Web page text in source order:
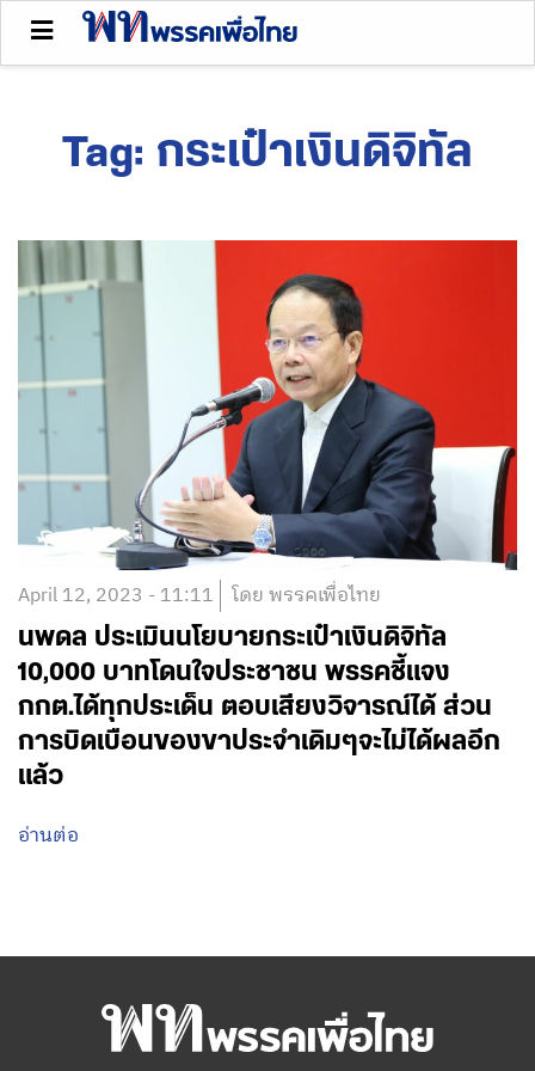
Tag: กระเป๋าเงินดิจิทัล
April 12, 2023 - 11:11 โดย พรรคเพื่อไทย
นพดล ประเมินนโยบายกระเป๋าเงินดิจิทัล
10,000 บาทโดนใจประชาชน พรรคชี้แจง
กกต.ได้ทุกประเด็น ตอบเสียงวิจารณ์ได้ ส่วน
การบิดเบือนของขาประจำเดิมๆจะไม่ได้ผลอีก
แล้ว
อ่านต่อ